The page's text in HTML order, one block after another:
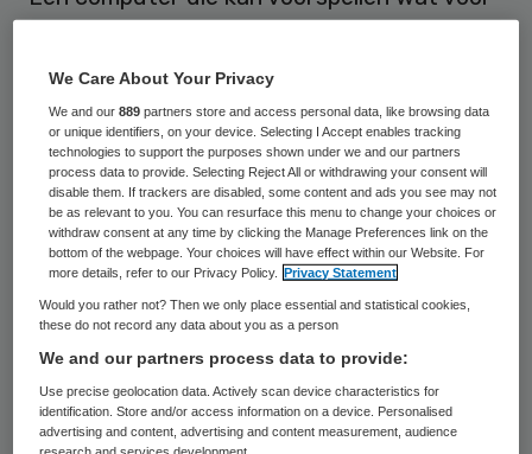
ontwikkeling van dit systeem krijgt Wiro
Niessen, hoogleraar Medische
Beeldverwerking aan het Erasmus MC en
de TU Delft, de Simon Stevin Meester-prijs.
Dat is de grootste prijs voor technisch-
wetenschappelijk onderzoek in Nederland,
waaraan een bedrag van 500 duizend euro
is verbonden.
Niessen richt zich met dat bedrag op de
verdere ontwikkeling van
ziektevoorspellende computersystemen.
We Care About Your Privacy
We and our889 partners store and access personal data, like browsing data
or unique identifiers, on your device. Selecting I Accept enables tracking
technologies to support the purposes shown under we and our partners
process data to provide. Selecting Reject All or withdrawing your consent will
disable them. If trackers are disabled, some content and ads you see may not
be as relevant to you. You can resurface this menu to change your choices or
withdraw consent at any time by clicking the Manage Preferences link on the
bottom of the webpage. Your choices will have effect within our Website. For
more details, refer to our Privacy Policy.
Privacy Statement
Would you rather not? Then we only place essential and statistical cookies,
these do not record any data about you as a person
We and our partners process data to provide:
Use precise geolocation data. Actively scan device characteristics for
identification. Store and/or access information on a device. Personalised
advertising and content, advertising and content measurement, audience